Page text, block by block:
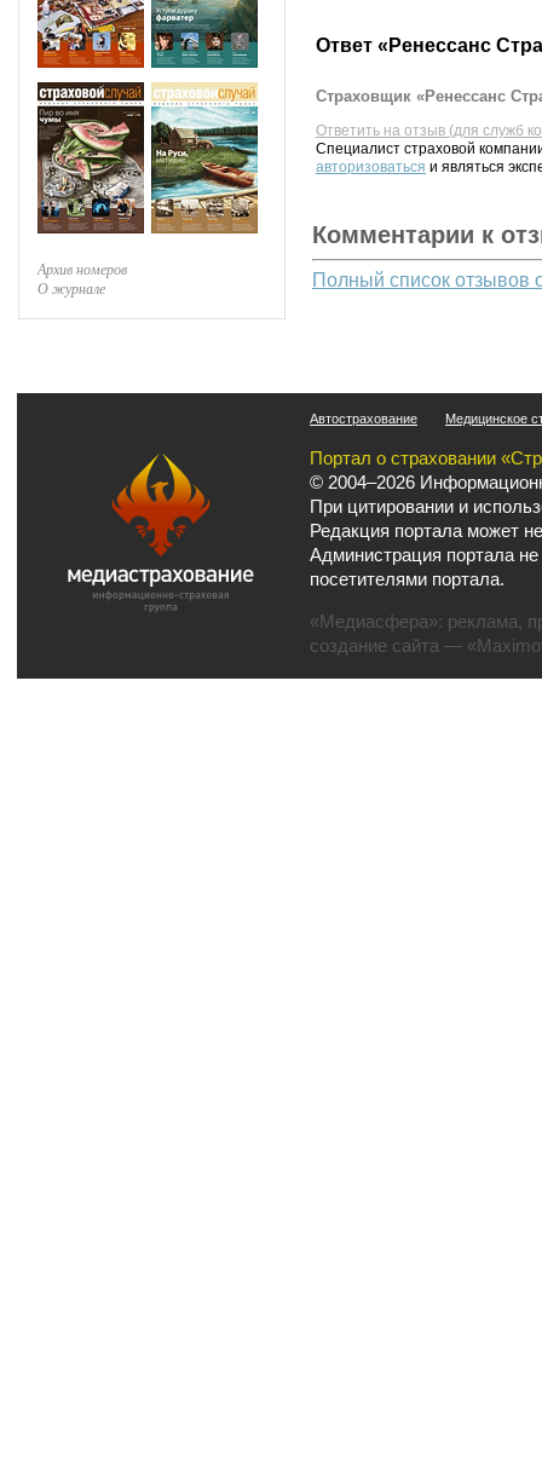
Архив номеров
О журнале
Ответ «Ренессанс
Страховщик «Ренессанс
Ответить на отзыв (для служб
Специалист страховой
авторизоваться и являться
Комментарии к
Полный список отзывов
Автострахование Медицинское
Портал о страховании
© 2004–2026
При цитировании и
Редакция портала может
Администрация портала
посетителями портала.
«Медиасфера»: реклама,
создание сайта —